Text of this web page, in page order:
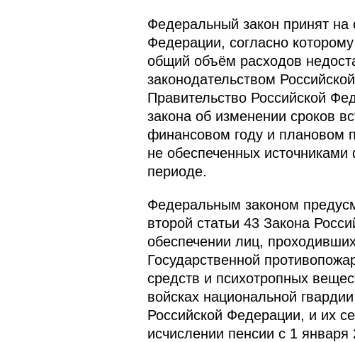
Федеральный закон принят на
Федерации, согласно
общий объём расходов
законодательством
Правительство Российской
закона об изменении сроков
финансовом году и плановом
не обеспеченных
периоде.
Федеральным законом
второй статьи 43 Закона
обеспечении лиц,
Государственной
средств и психотропных
войсках национальной
Российской Федерации, и их
исчислении пенсии с 1